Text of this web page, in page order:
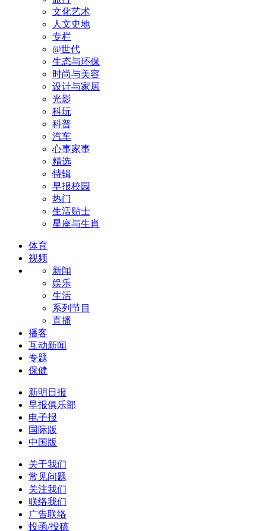
文化艺术
人文史地
专栏
@世代
生态与环保
时尚与美容
设计与家居
光影
科玩
科普
汽车
心事家事
精选
特辑
早报校园
热门
生活贴士
星座与生肖
体育
视频
新闻
娱乐
生活
系列节目
直播
播客
互动新闻
专题
保健
新明日报
早报俱乐部
电子报
国际版
中国版
关于我们
常见问题
关注我们
联络我们
广告联络
投函/投稿